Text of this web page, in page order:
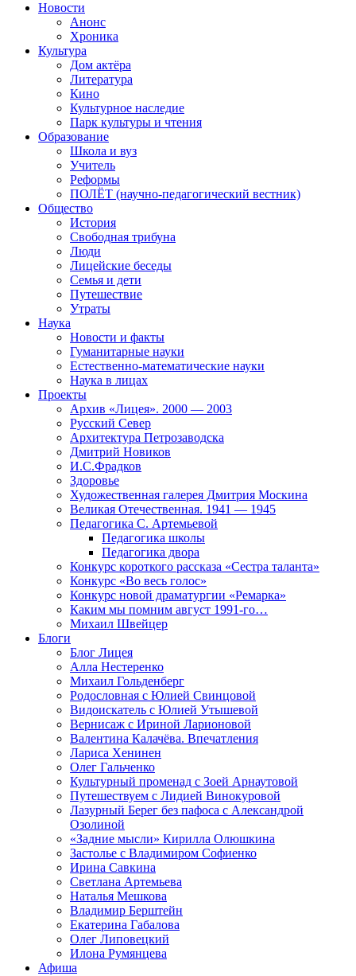
Новости
Анонс
Хроника
Культура
Дом актёра
Литература
Кино
Культурное наследие
Парк культуры и чтения
Образование
Школа и вуз
Учитель
Реформы
ПОЛЁТ (научно-педагогический вестник)
Общество
История
Свободная трибуна
Люди
Лицейские беседы
Семья и дети
Путешествие
Утраты
Наука
Новости и факты
Гуманитарные науки
Естественно-математические науки
Наука в лицах
Проекты
Архив «Лицея». 2000 — 2003
Русский Север
Архитектура Петрозаводска
Дмитрий Новиков
И.С.Фрадков
Здоровье
Художественная галерея Дмитрия Москина
Великая Отечественная. 1941 — 1945
Педагогика С. Артемьевой
Педагогика школы
Педагогика двора
Конкурс короткого рассказа «Сестра таланта»
Конкурс «Во весь голос»
Конкурс новой драматургии «Ремарка»
Каким мы помним август 1991-го…
Михаил Швейцер
Блоги
Блог Лицея
Алла Нестеренко
Михаил Гольденберг
Родословная с Юлией Свинцовой
Видоискатель с Юлией Утышевой
Вернисаж с Ириной Ларионовой
Валентина Калачёва. Впечатления
Лариса Хенинен
Олег Гальченко
Культурный променад с Зоей Арнаутовой
Путешествуем с Лидией Винокуровой
Лазурный Берег без пафоса с Александрой
Озолиной
«Задние мысли» Кирилла Олюшкина
Застолье с Владимиром Софиенко
Ирина Савкина
Светлана Артемьева
Наталья Мешкова
Владимир Берштейн
Екатерина Габалова
Олег Липовецкий
Илона Румянцева
Афиша